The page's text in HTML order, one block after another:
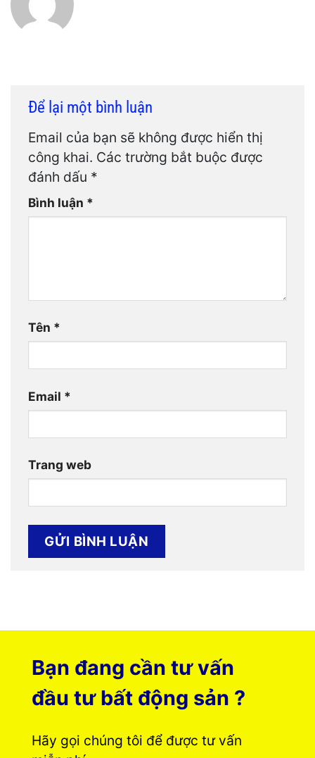
Để lại một bình luận
Email của bạn sẽ không được hiển thị
công khai. Các trường bắt buộc được
đánh dấu *
Bình luận *
Tên *
Email *
Trang web
Bạn đang cần tư vấn
đầu tư bất động sản ?
Hãy gọi chúng tôi để được tư vấn